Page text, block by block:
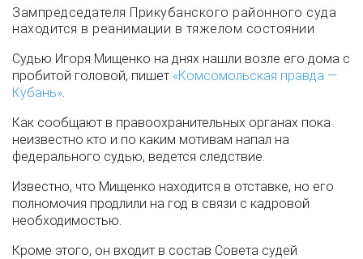
Зампредседателя Прикубанского районного суда
находится в реанимации в тяжелом состоянии
Судью Игоря Мищенко на днях нашли возле его дома с
пробитой головой, пишет «Комсомольская правда —
Кубань».
Как сообщают в правоохранительных органах пока
неизвестно кто и по каким мотивам напал на
федерального судью, ведется следствие.
Известно, что Мищенко находится в отставке, но его
полномочия продлили на год в связи с кадровой
необходимостью.
Кроме этого, он входит в состав Совета судей